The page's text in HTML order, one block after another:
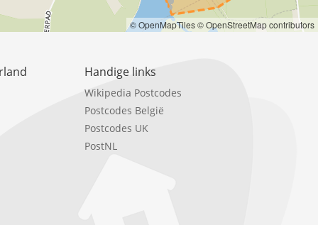
© OpenMapTiles© OpenStreetMap contributors
Handige links
Wikipedia Postcodes
Postcodes België
Postcodes UK
PostNL